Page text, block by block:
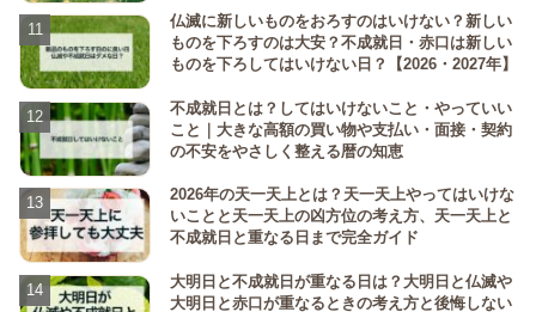
仏滅に新しいものをおろすのはいけない？新しい
ものを下ろすのは大安？不成就日・赤口は新しい
ものを下ろしてはいけない日？【2026・2027年】
不成就日とは？してはいけないこと・やっていい
こと｜大きな高額の買い物や支払い・面接・契約
の不安をやさしく整える暦の知恵
2026年の天一天上とは？天一天上やってはいけな
いことと天一天上の凶方位の考え方、天一天上と
不成就日と重なる日まで完全ガイド
大明日と不成就日が重なる日は？大明日と仏滅や
大明日と赤口が重なるときの考え方と後悔しない